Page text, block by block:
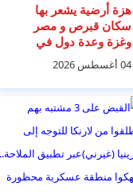
هزة أرضية يشعر بها
سكان قبرص و مصر
وغزة وعدة دول في
المنطقة04 أغسطس 2026